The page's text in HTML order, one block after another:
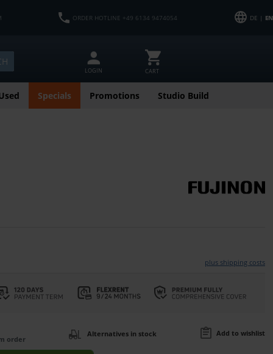
ORDER HOTLINE +49 6134 9474054 DE | EN
LOGIN CART
Specials Promotions Studio Build
plus shipping costs
order
Alternatives in stock Add to wishlist